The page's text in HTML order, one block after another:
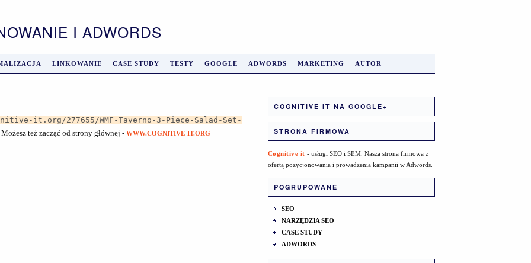
I ADWORDS
LINKOWANIE CASE STUDY TESTY GOOGLE ADWORDS MARKETING AUTOR
it.org/277655/WMF-Taverno-3-Piece-Salad-Set-
też zacząć od strony głównej - WWW.COGNITIVE-IT.ORG
COGNITIVE IT NA GOOGLE+
STRONA FIRMOWA
Cognitive it - usługi SEO i SEM. Nasza strona firmowa z
ofertą pozycjonowania i prowadzenia kampanii w Adwords.
POGRUPOWANE
SEO
NARZĘDZIA SEO
CASE STUDY
ADWORDS